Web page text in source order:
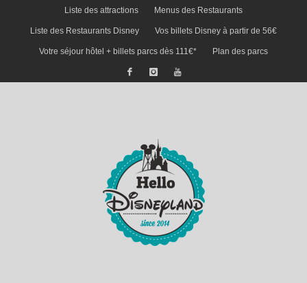
Liste des attractions Menus des Restaurants
Liste des Restaurants Disney Vos billets Disney à partir de 56€
Votre séjour hôtel + billets parcs dès 111€* Plan des parcs